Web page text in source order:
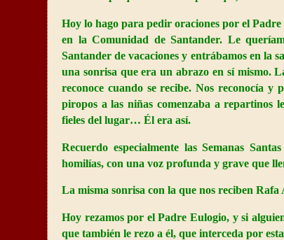
Hoy lo hago para pedir oraciones por el
en la Comunidad de Santander. Le
Santander de vacaciones y entrábamos en la
una sonrisa que era un abrazo en sí mismo.
reconoce cuando se recibe. Nos reconocía y
piropos a las niñas comenzaba a repartinos
fieles del lugar… Él era así.
Recuerdo especialmente las Semanas
homilías, con una voz profunda y grave que
La misma sonrisa con la que nos reciben
Hoy rezamos por el Padre Eulogio, y si
que también le rezo a él, que interceda por